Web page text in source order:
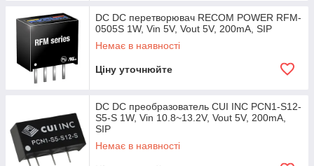
DC DC перетворювач RECOM POWER RFM-
0505S 1W, Vin 5V, Vout 5V, 200mA, SIP
Немає в наявності
Ціну уточнюйте
DC DC преобразователь CUI INC PCN1-S12-
S5-S 1W, Vin 10.8~13.2V, Vout 5V, 200mA,
SIP
Немає в наявності